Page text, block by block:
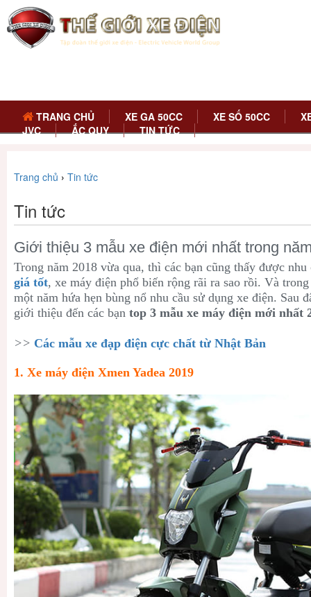
TRANG CHỦ XE GA 50CC XE SỐ 50CC
JVC
ẮC QUY TIN TỨC
Trang chủ › Tin tức
Tin tức
Giới thiệu 3 mẫu xe điện mới nhất trong
Trong năm 2018 vừa qua, thì các bạn cũng thấy được
giá tốt, xe máy điện phổ biến rộng rãi ra sao rồi. Và
một năm hứa hẹn bùng nổ nhu cầu sử dụng xe điện. Sau
giới thiệu đến các bạn top 3 mẫu xe máy điện mới nhất
>> Các mẫu xe đạp điện cực chất từ Nhật Bản
1. Xe máy điện Xmen Yadea 2019